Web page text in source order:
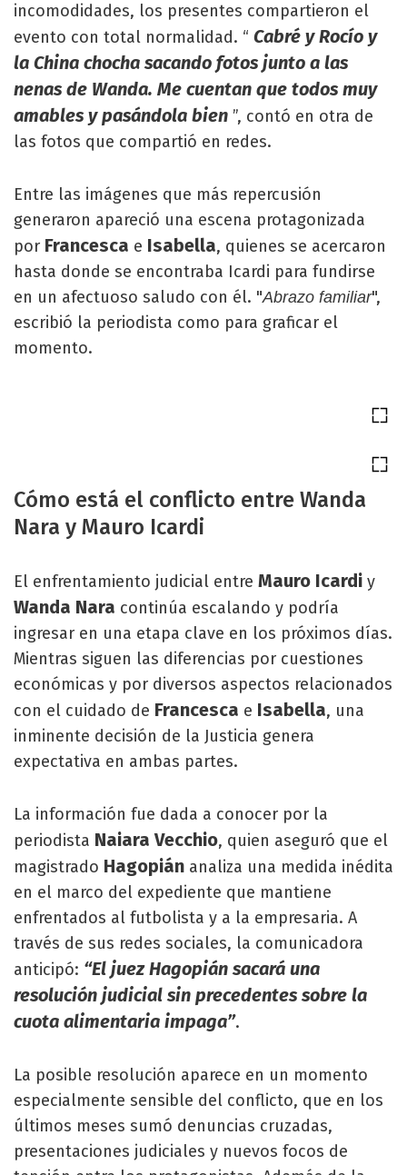
incomodidades, los presentes compartieron el
evento con total normalidad. “ Cabré y Rocío y
la China chocha sacando fotos junto a las
nenas de Wanda. Me cuentan que todos muy
amables y pasándola bien ”, contó en otra de
las fotos que compartió en redes.
Entre las imágenes que más repercusión
generaron apareció una escena protagonizada
por Francesca e Isabella, quienes se acercaron
hasta donde se encontraba Icardi para fundirse
en un afectuoso saludo con él. "Abrazo familiar",
escribió la periodista como para graficar el
momento.
Cómo está el conflicto entre Wanda
Nara y Mauro Icardi
El enfrentamiento judicial entre Mauro Icardi y
Wanda Nara continúa escalando y podría
ingresar en una etapa clave en los próximos días.
Mientras siguen las diferencias por cuestiones
económicas y por diversos aspectos relacionados
con el cuidado de Francesca e Isabella, una
inminente decisión de la Justicia genera
expectativa en ambas partes.
La información fue dada a conocer por la
periodista Naiara Vecchio, quien aseguró que el
magistrado Hagopián analiza una medida inédita
en el marco del expediente que mantiene
enfrentados al futbolista y a la empresaria. A
través de sus redes sociales, la comunicadora
anticipó: “El juez Hagopián sacará una
resolución judicial sin precedentes sobre la
cuota alimentaria impaga”.
La posible resolución aparece en un momento
especialmente sensible del conflicto, que en los
últimos meses sumó denuncias cruzadas,
presentaciones judiciales y nuevos focos de